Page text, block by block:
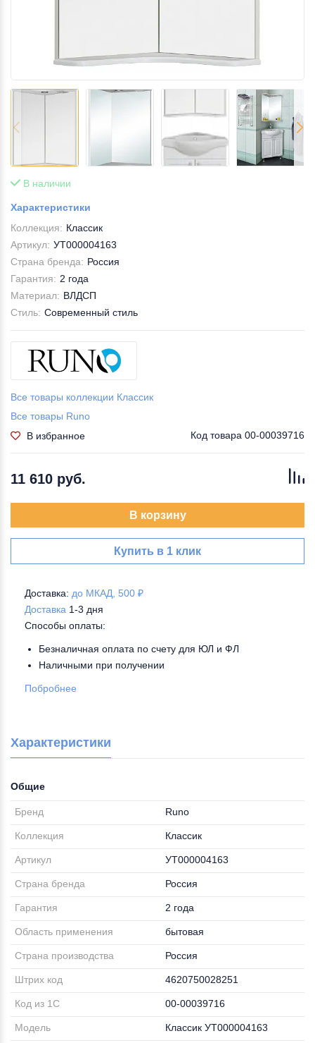
В наличии
Характеристики
Коллекция: Классик
Артикул: УТ000004163
Страна бренда: Россия
Гарантия: 2 года
Материал: ВЛДСП
Стиль: Современный стиль
Все товары коллекции Классик
Все товары Runo
В избранное
Код товара 00-00039716
11 610 руб.
В корзину
Купить в 1 клик
Доставка: до МКАД, 500 ₽
Доставка 1-3 дня
Способы оплаты:
Безналичная оплата по счету для ЮЛ и ФЛ
Наличными при получении
Побробнее
Характеристики
Общие
Бренд Runo
Коллекция Классик
Артикул УТ000004163
Страна бренда Россия
Гарантия 2 года
Область применения бытовая
Страна производства Россия
Штрих код 4620750028251
Код из 1С 00-00039716
Модель Классик УТ000004163